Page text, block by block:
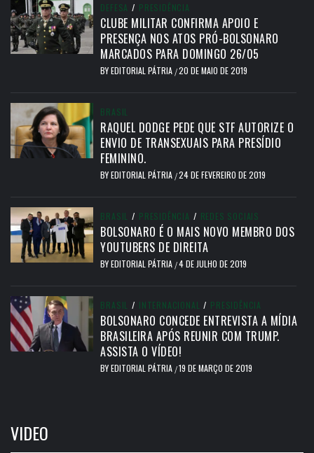
DEFESA / PRESIDÊNCIA
CLUBE MILITAR CONFIRMA APOIO E
PRESENÇA NOS ATOS PRÓ-BOLSONARO
MARCADOS PARA DOMINGO 26/05
BYEDITORIAL PÁTRIA /20 DE MAIO DE 2019
BRASIL
RAQUEL DODGE PEDE QUE STF AUTORIZE O
ENVIO DE TRANSEXUAIS PARA PRESÍDIO
FEMININO.
BYEDITORIAL PÁTRIA /24 DE FEVEREIRO DE 2019
BRASIL / PRESIDÊNCIA / REDES SOCIAIS
BOLSONARO É O MAIS NOVO MEMBRO DOS
YOUTUBERS DE DIREITA
BYEDITORIAL PÁTRIA /4 DE JULHO DE 2019
BRASIL / INTERNACIONAL / PRESIDÊNCIA
BOLSONARO CONCEDE ENTREVISTA A MÍDIA
BRASILEIRA APÓS REUNIR COM TRUMP.
ASSISTA O VÍDEO!
BYEDITORIAL PÁTRIA /19 DE MARÇO DE 2019
VIDEO